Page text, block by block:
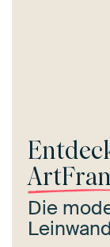
Die
Leinwand